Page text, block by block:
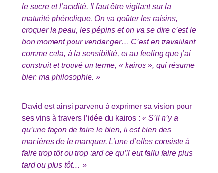
le sucre et l’acidité. Il faut être vigilant sur la
maturité phénolique. On va goûter les raisins,
croquer la peau, les pépins et on va se dire c’est le
bon moment pour vendanger… C’est en travaillant
comme cela, à la sensibilité, et au feeling que j’ai
construit et trouvé un terme, « kairos », qui résume
bien ma philosophie. »
David est ainsi parvenu à exprimer sa vision pour
ses vins à travers l’idée du kairos : « S’il n’y a
qu’une façon de faire le bien, il est bien des
manières de le manquer. L’une d’elles consiste à
faire trop tôt ou trop tard ce qu’il eut fallu faire plus
tard ou plus tôt… »